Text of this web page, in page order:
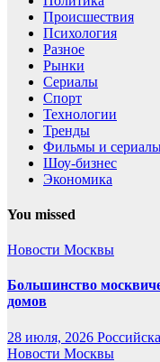
Происшествия
Психология
Разное
Рынки
Сериалы
Спорт
Технологии
Тренды
Фильмы и
Шоу-бизнес
Экономика
You missed
Новости Москвы
Большинство
домов
28 июля, 2026
Новости Москвы